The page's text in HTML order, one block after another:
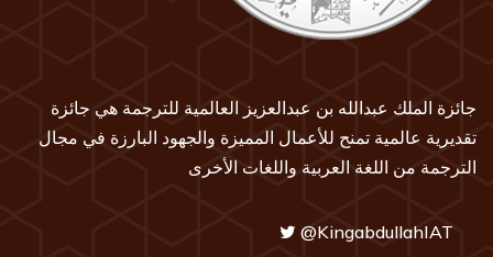
جائزة الملك عبدالله بن عبدالعزيز العالمية للترجمة هي جائزة
تقديرية عالمية تمنح للأعمال المميزة والجهود البارزة في مجال
الترجمة من اللغة العربية واللغات الأخرى
@KingabdullahIAT